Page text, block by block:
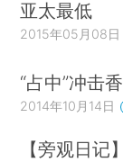
亚太最低
2015年05月08日
“占中”冲击
2014年10月14日
【旁观日